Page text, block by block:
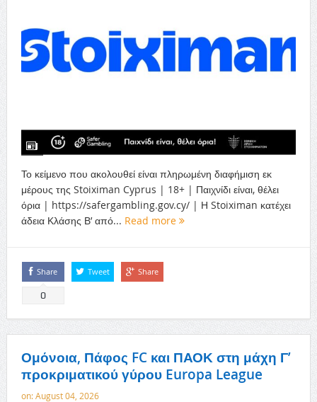
Το κείμενο που ακολουθεί είναι πληρωμένη διαφήμιση εκ
μέρους της Stoiximan Cyprus | 18+ | Παιχνίδι είναι, θέλει
όρια | https://safergambling.gov.cy/ | Η Stoiximan κατέχει
άδεια Κλάσης Β’ από... Read more
Share
0
Tweet Share
Ομόνοια, Πάφος FC και ΠΑΟΚ στη μάχη Γ’
προκριματικού γύρου Europa League
on:August 04, 2026